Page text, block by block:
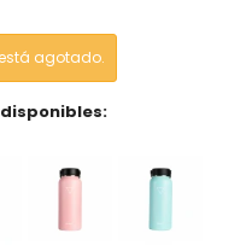
agotado.